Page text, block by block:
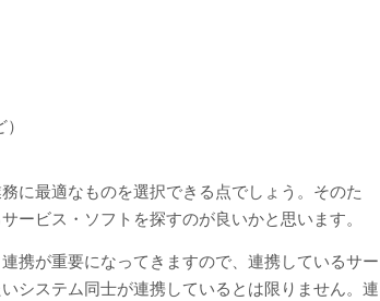
に最適なものを選択できる点でしょう。そのた
ービス・ソフトを探すのが良いかと思います。
携が重要になってきますので、連携しているサー
システム同士が連携しているとは限りません。連